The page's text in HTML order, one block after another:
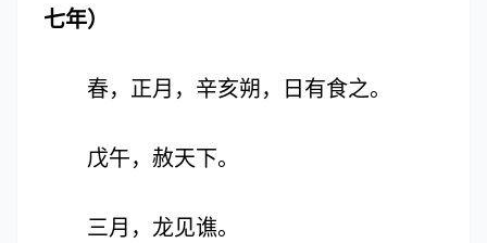
七年）
春，正月，辛亥朔，日有食之。
戊午，赦天下。
三月，龙见谯。